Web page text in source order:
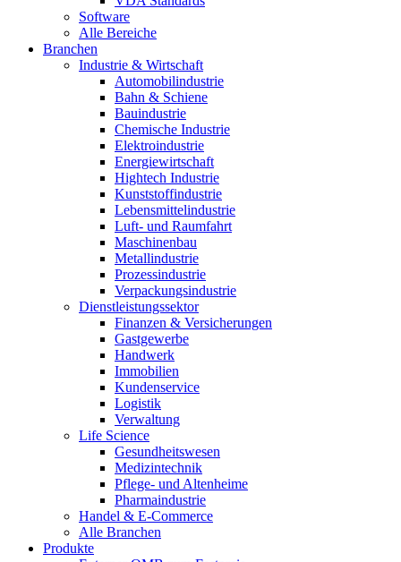
Software
Alle Bereiche
Branchen
Industrie & Wirtschaft
Automobilindustrie
Bahn & Schiene
Bauindustrie
Chemische Industrie
Elektroindustrie
Energiewirtschaft
Hightech Industrie
Kunststoffindustrie
Lebensmittelindustrie
Luft- und Raumfahrt
Maschinenbau
Metallindustrie
Prozessindustrie
Verpackungsindustrie
Dienstleistungssektor
Finanzen & Versicherungen
Gastgewerbe
Handwerk
Immobilien
Kundenservice
Logistik
Verwaltung
Life Science
Gesundheitswesen
Medizintechnik
Pflege- und Altenheime
Pharmaindustrie
Handel & E-Commerce
Alle Branchen
Produkte